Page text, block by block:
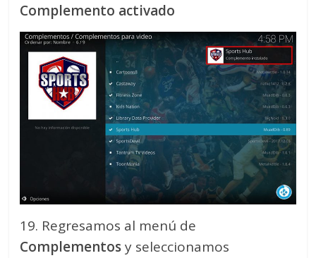
Complemento activado
19. Regresamos al menú de
Complementosy seleccionamos